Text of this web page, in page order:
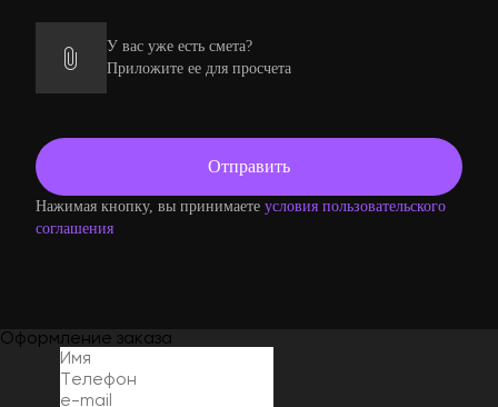
У вас уже есть смета?
Приложите ее для просчета
Нажимая кнопку, вы принимаете условия пользовательского
соглашения
Оформление заказа